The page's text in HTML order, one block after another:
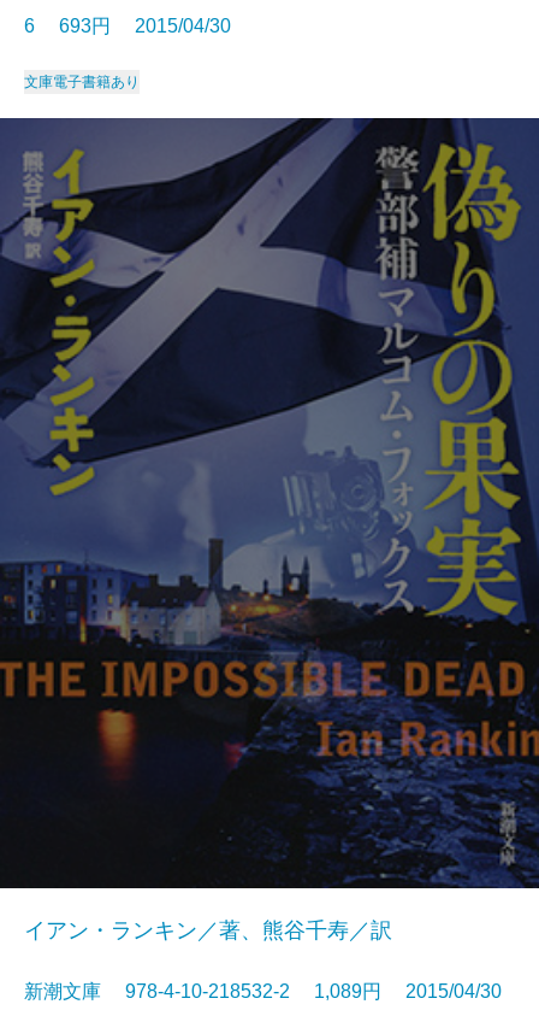
6 693円 2015/04/30
文庫電子書籍あり
イアン・ランキン／著、熊谷千寿／訳
新潮文庫 978-4-10-218532-2 1,089円 2015/04/30